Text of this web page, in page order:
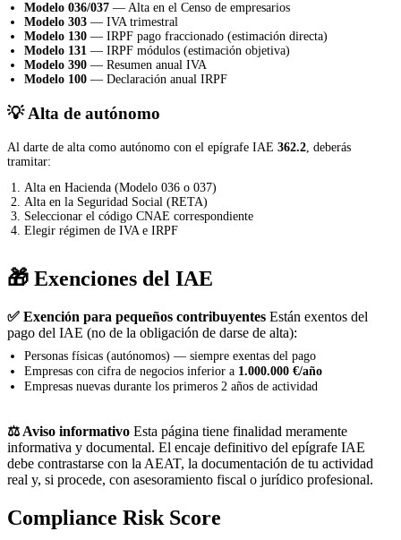
Modelo 036/037 — Alta en el Censo de empresarios
Modelo 303 — IVA trimestral
Modelo 130 — IRPF pago fraccionado (estimación directa)
Modelo 131 — IRPF módulos (estimación objetiva)
Modelo 390 — Resumen anual IVA
Modelo 100 — Declaración anual IRPF
💡 Alta de autónomo
Al darte de alta como autónomo con el epígrafe IAE 362.2 , deberás
tramitar:
Alta en Hacienda (Modelo 036 o 037)
Alta en la Seguridad Social (RETA)
Seleccionar el código CNAE correspondiente
Elegir régimen de IVA e IRPF
🎁 Exenciones del IAE
✅ Exención para pequeños contribuyentes Están exentos del
pago del IAE (no de la obligación de darse de alta):
Personas físicas (autónomos) — siempre exentas del pago
Empresas con cifra de negocios inferior a 1.000.000 €/año
Empresas nuevas durante los primeros 2 años de actividad
⚖️ Aviso informativo Esta página tiene finalidad meramente
informativa y documental. El encaje definitivo del epígrafe IAE
debe contrastarse con la AEAT, la documentación de tu actividad
real y, si procede, con asesoramiento fiscal o jurídico profesional.
Compliance Risk Score